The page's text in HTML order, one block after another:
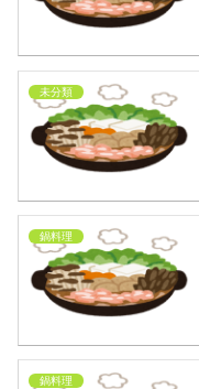
未分類
鍋料理
鍋料理